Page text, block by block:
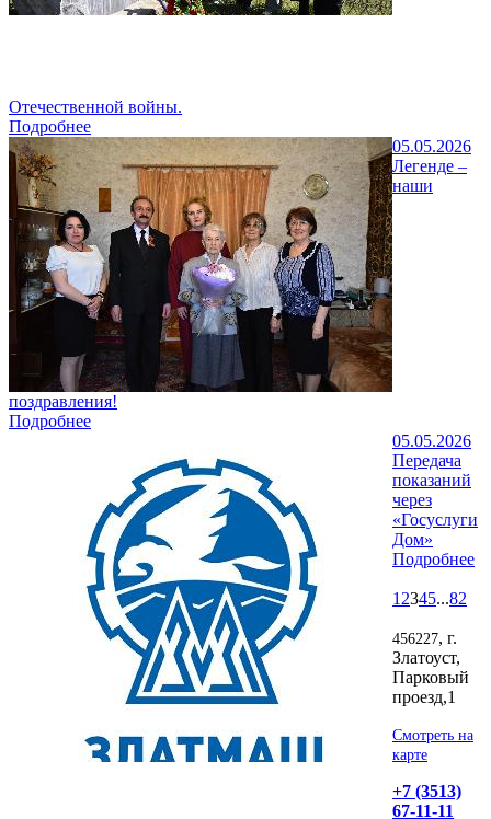
Отечественной войны.
Подробнее
05.05.2026
Легенде –
наши
поздравления!
Подробнее
05.05.2026
Передача
показаний
через
«Госуслуги
Дом»
Подробнее
1 2345...82
456227, г.
Златоуст,
Парковый
проезд,1
Смотреть на
карте
+7 (3513)
67-11-11